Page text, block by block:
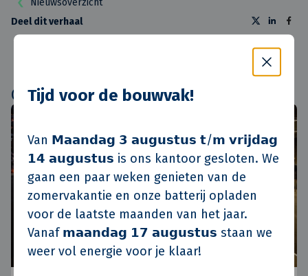
Tijd voor de bouwvak!
Van 𝗠𝗮𝗮𝗻𝗱𝗮𝗴 𝟯 𝗮𝘂𝗴𝘂𝘀𝘁𝘂𝘀 𝘁/𝗺 𝘃𝗿𝗶𝗷𝗱𝗮𝗴
𝟭𝟰 𝗮𝘂𝗴𝘂𝘀𝘁𝘂𝘀 is ons kantoor gesloten. We
gaan een paar weken genieten van de
zomervakantie en onze batterij opladen
voor de laatste maanden van het jaar.
Vanaf 𝗺𝗮𝗮𝗻𝗱𝗮𝗴 𝟭𝟳 𝗮𝘂𝗴𝘂𝘀𝘁𝘂𝘀 staan we
weer vol energie voor je klaar!
Nieuwsoverzicht
Deel dit verhaal
Gerelateerde artikelen